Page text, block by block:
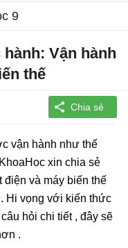
9
Vận hành
thế
vận hành như thế
xin chia sẻ
điện và máy biến thế
Hi vọng với kiến thức
hỏi chi tiết , đây sẽ
.